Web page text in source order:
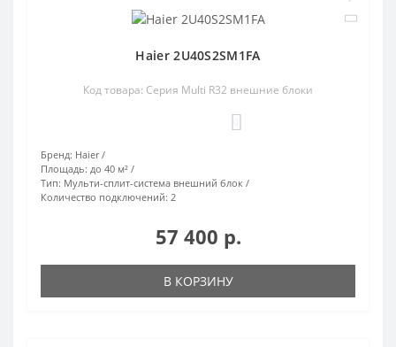
Haier 2U40S2SM1FA
Код товара: Серия Multi R32 внешние блоки
Бренд: Haier
Площадь: до 40 м²
Тип: Мульти-сплит-система внешний блок
Количество подключений: 2
57 400 р.
В КОРЗИНУ